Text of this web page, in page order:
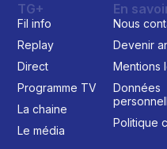
TG+
Fil info
Replay
Direct
Programme TV
La chaine
Le média
En
Nous
Devenir
Mentions
Données
Politique